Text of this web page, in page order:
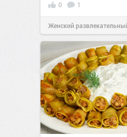
0 1
Женский
сайт.23:4006 авг 2026